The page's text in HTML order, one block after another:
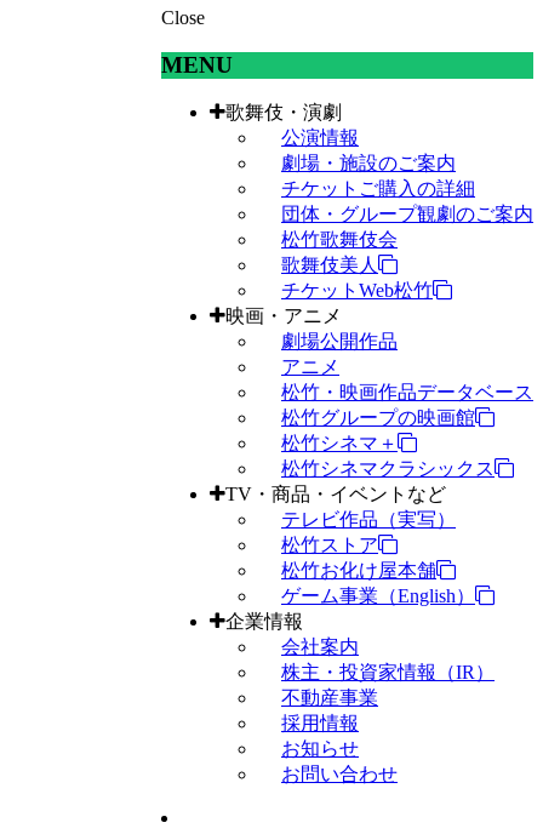
Close
MENU
歌舞伎・演劇
公演情報
劇場・施設のご案内
チケットご購入の詳細
団体・グループ観劇のご案内
松竹歌舞伎会
歌舞伎美人
チケットWeb松竹
映画・アニメ
劇場公開作品
アニメ
松竹・映画作品データベース
松竹グループの映画館
松竹シネマ＋
松竹シネマクラシックス
TV・商品・イベントなど
テレビ作品（実写）
松竹ストア
松竹お化け屋本舗
ゲーム事業（English）
企業情報
会社案内
株主・投資家情報（IR）
不動産事業
採用情報
お知らせ
お問い合わせ